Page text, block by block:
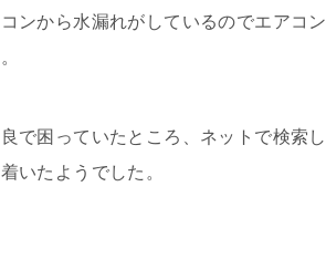
ンから水漏れがしているのでエアコン
で困っていたところ、ネットで検索し
いたようでした。